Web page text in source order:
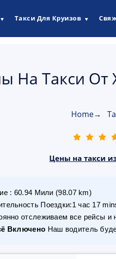
▼ Такси Для Круизов ▼
На Такси От
Home→
Цены на такси
: 60.94 Мили (98.07km)
Поездки:1 час 17
отслеживаем все рейсы и
Включено Наш водитель